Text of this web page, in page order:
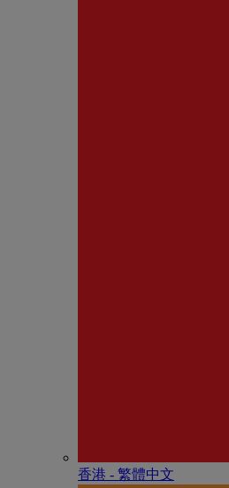
香港 - 繁體中文